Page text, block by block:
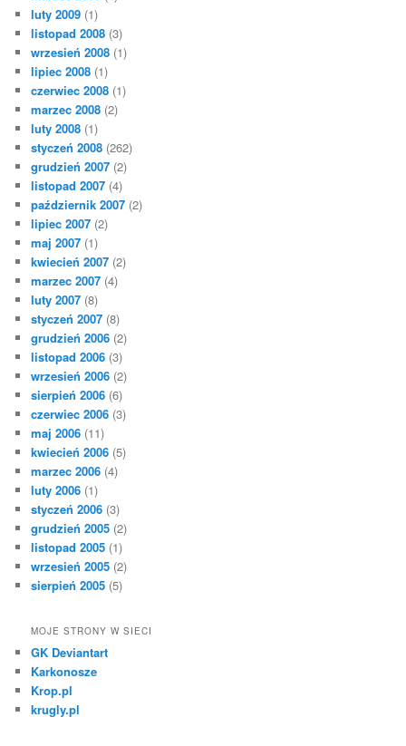
luty 2009 (1)
listopad 2008 (3)
wrzesień 2008 (1)
lipiec 2008 (1)
czerwiec 2008 (1)
marzec 2008 (2)
luty 2008 (1)
styczeń 2008 (262)
grudzień 2007 (2)
listopad 2007 (4)
październik 2007 (2)
lipiec 2007 (2)
maj 2007 (1)
kwiecień 2007 (2)
marzec 2007 (4)
luty 2007 (8)
styczeń 2007 (8)
grudzień 2006 (2)
listopad 2006 (3)
wrzesień 2006 (2)
sierpień 2006 (6)
czerwiec 2006 (3)
maj 2006 (11)
kwiecień 2006 (5)
marzec 2006 (4)
luty 2006 (1)
styczeń 2006 (3)
grudzień 2005 (2)
listopad 2005 (1)
wrzesień 2005 (2)
sierpień 2005 (5)
MOJE STRONY W SIECI
GK Deviantart
Karkonosze
Krop.pl
krugly.pl